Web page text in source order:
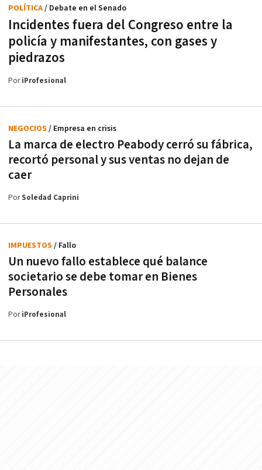
Incidentes fuera del Congreso entre la
policía y manifestantes, con gases y
piedrazos
POLÍTICA/ Debate en el Senado
PoriProfesional
La marca de electro Peabody cerró su fábrica,
recortó personal y sus ventas no dejan de
caer
NEGOCIOS / Empresa en crisis
PorSoledad Caprini
Un nuevo fallo establece qué balance
societario se debe tomar en Bienes
Personales
IMPUESTOS / Fallo
PoriProfesional